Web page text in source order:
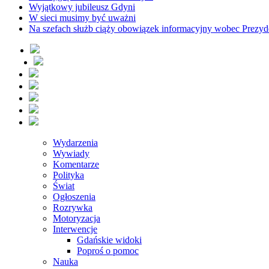
Wyjątkowy jubileusz Gdyni
W sieci musimy być uważni
Na szefach służb ciąży obowiązek informacyjny wobec
Wydarzenia
Wywiady
Komentarze
Polityka
Świat
Ogłoszenia
Rozrywka
Motoryzacja
Interwencje
Gdańskie widoki
Poproś o pomoc
Nauka